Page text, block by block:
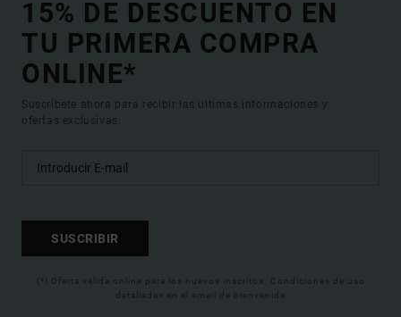
15% DE DESCUENTO EN
TU PRIMERA COMPRA
ONLINE*
Suscríbete ahora para recibir las ultimas informaciones y
ofertas exclusivas.
SUSCRIBIR
(*) Oferta valida online para los nuevos inscritos. Condiciones de uso
detalladas en el email de bienvenida